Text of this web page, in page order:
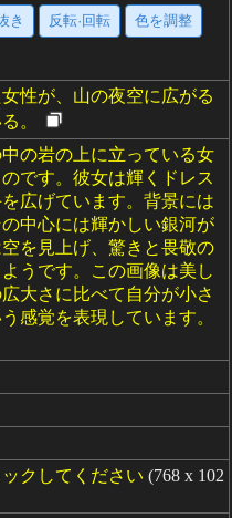
き 反転·回転 色を調整
性が、山の夜空に広がる
。
の岩の上に立っている女
です。彼女は輝くドレス
広げています。背景には
中心には輝かしい銀河が
を見上げ、驚きと畏敬の
うです。この画像は美し
大さに比べて自分が小さ
感覚を表現しています。
クしてください (768 x 102